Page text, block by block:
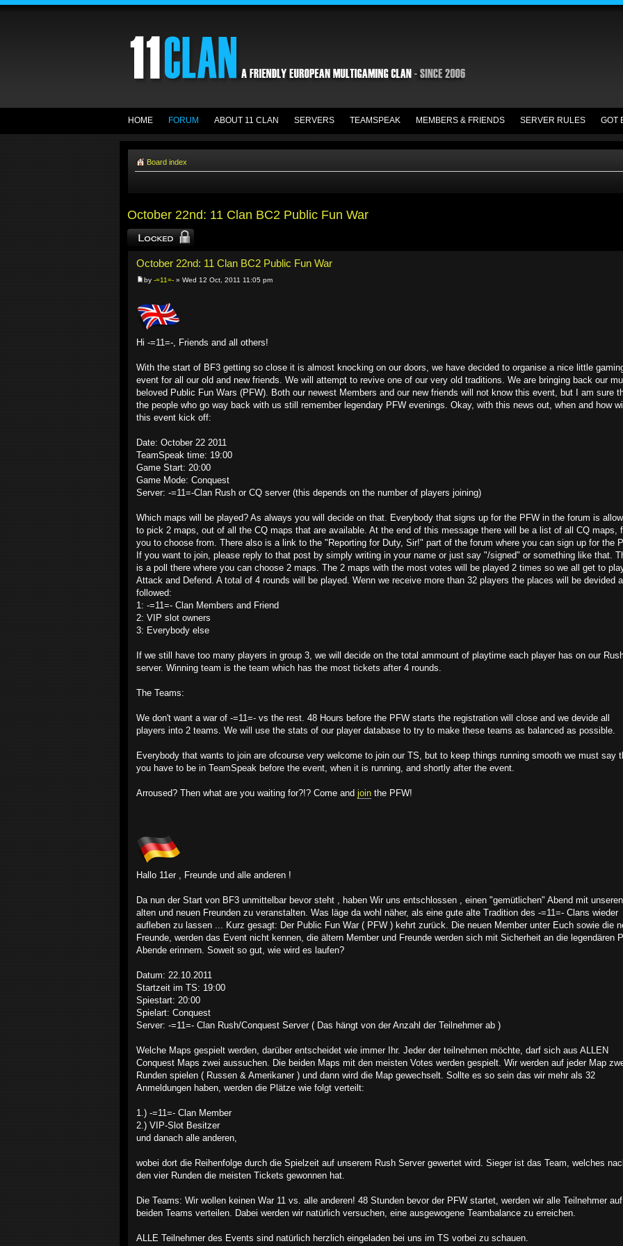
HOME FORUM ABOUT 11 CLAN SERVERS TEAMSPEAK MEMBERS & FRIENDS SERVER RULES GOT
Board index
October 22nd: 11 Clan BC2 Public Fun War
Topic locked
October 22nd: 11 Clan BC2 Public Fun War
by -=11=- » Wed 12 Oct, 2011 11:05 pm
Hi -=11=-, Friends and all others!
With the start of BF3 getting so close it is almost knocking on our doors, we have decided to organise a nice little
event for all our old and new friends. We will attempt to revive one of our very old traditions. We are bringing back our
beloved Public Fun Wars (PFW). Both our newest Members and our new friends will not know this event, but I am sure
the people who go way back with us still remember legendary PFW evenings. Okay, with this news out, when and how will
this event kick off:
Date: October 22 2011
TeamSpeak time: 19:00
Game Start: 20:00
Game Mode: Conquest
Server: -=11=-Clan Rush or CQ server (this depends on the number of players joining)
Which maps will be played? As always you will decide on that. Everybody that signs up for the PFW in the forum is
to pick 2 maps, out of all the CQ maps that are available. At the end of this message there will be a list of all CQ maps,
you to choose from. There also is a link to the "Reporting for Duty, Sir!" part of the forum where you can sign up for the
If you want to join, please reply to that post by simply writing in your name or just say "/signed" or something like that.
is a poll there where you can choose 2 maps. The 2 maps with the most votes will be played 2 times so we all get to
Attack and Defend. A total of 4 rounds will be played. Wenn we receive more than 32 players the places will be devided
followed:
1: -=11=- Clan Members and Friend
2: VIP slot owners
3: Everybody else
If we still have too many players in group 3, we will decide on the total ammount of playtime each player has on our
server. Winning team is the team which has the most tickets after 4 rounds.
The Teams:
We don't want a war of -=11=- vs the rest. 48 Hours before the PFW starts the registration will close and we devide all
players into 2 teams. We will use the stats of our player database to try to make these teams as balanced as possible.
Everybody that wants to join are ofcourse very welcome to join our TS, but to keep things running smooth we must say
you have to be in TeamSpeak before the event, when it is running, and shortly after the event.
Arroused? Then what are you waiting for?!? Come and join the PFW!
Hallo 11er , Freunde und alle anderen !
Da nun der Start von BF3 unmittelbar bevor steht , haben Wir uns entschlossen , einen "gemütlichen" Abend mit unseren
alten und neuen Freunden zu veranstalten. Was läge da wohl näher, als eine gute alte Tradition des -=11=- Clans wieder
aufleben zu lassen ... Kurz gesagt: Der Public Fun War ( PFW ) kehrt zurück. Die neuen Member unter Euch sowie die
Freunde, werden das Event nicht kennen, die ältern Member und Freunde werden sich mit Sicherheit an die legendären
Abende erinnern. Soweit so gut, wie wird es laufen?
Datum: 22.10.2011
Startzeit im TS: 19:00
Spiestart: 20:00
Spielart: Conquest
Server: -=11=- Clan Rush/Conquest Server ( Das hängt von der Anzahl der Teilnehmer ab )
Welche Maps gespielt werden, darüber entscheidet wie immer Ihr. Jeder der teilnehmen möchte, darf sich aus ALLEN
Conquest Maps zwei aussuchen. Die beiden Maps mit den meisten Votes werden gespielt. Wir werden auf jeder Map
Runden spielen ( Russen & Amerikaner ) und dann wird die Map gewechselt. Sollte es so sein das wir mehr als 32
Anmeldungen haben, werden die Plätze wie folgt verteilt:
1.) -=11=- Clan Member
2.) VIP-Slot Besitzer
und danach alle anderen,
wobei dort die Reihenfolge durch die Spielzeit auf unserem Rush Server gewertet wird. Sieger ist das Team, welches
den vier Runden die meisten Tickets gewonnen hat.
Die Teams: Wir wollen keinen War 11 vs. alle anderen! 48 Stunden bevor der PFW startet, werden wir alle Teilnehmer
beiden Teams verteilen. Dabei werden wir natürlich versuchen, eine ausgewogene Teambalance zu erreichen.
ALLE Teilnehmer des Events sind natürlich herzlich eingeladen bei uns im TS vorbei zu schauen.